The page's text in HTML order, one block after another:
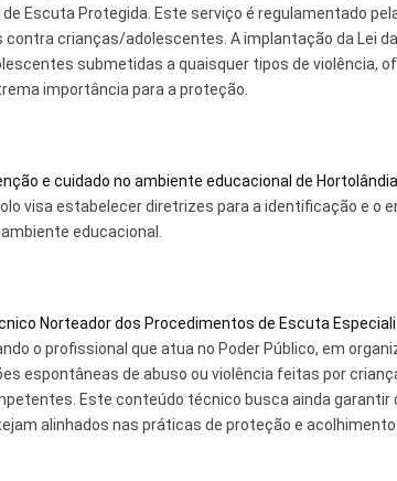
Escuta Protegida. Este serviço é regulamentado
crianças/adolescentes. A implantação da Lei
submetidas a quaisquer tipos de violência,
importância para a proteção.
e cuidado no ambiente educacional de
visa estabelecer diretrizes para a identificação e o
educacional.
Norteador dos Procedimentos de Escuta
o profissional que atua no Poder Público, em
espontâneas de abuso ou violência feitas por
Este conteúdo técnico busca ainda garantir
alinhados nas práticas de proteção e acolhimento